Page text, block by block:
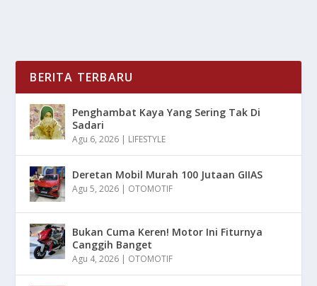
BERITA TERBARU
Penghambat Kaya Yang Sering Tak Di
Sadari
Agu 6, 2026 | LIFESTYLE
Deretan Mobil Murah 100 Jutaan GIIAS
Agu 5, 2026 | OTOMOTIF
Bukan Cuma Keren! Motor Ini Fiturnya
Canggih Banget
Agu 4, 2026 | OTOMOTIF